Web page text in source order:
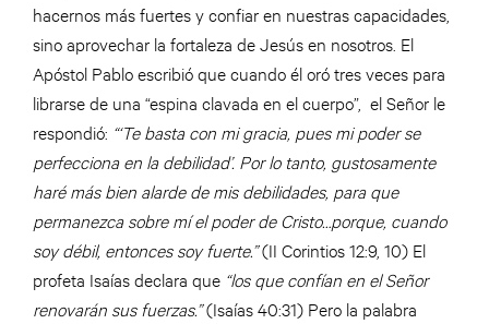
hacernos más fuertes y confiar en nuestras capacidades,
sino aprovechar la fortaleza de Jesús en nosotros. El
Apóstol Pablo escribió que cuando él oró tres veces para
librarse de una “espina clavada en el cuerpo”, el Señor le
respondió: “‘Te basta con mi gracia, pues mi poder se
perfecciona en la debilidad’. Por lo tanto, gustosamente
haré más bien alarde de mis debilidades, para que
permanezca sobre mí el poder de Cristo…porque, cuando
soy débil, entonces soy fuerte.”(II Corintios 12:9, 10) El
profeta Isaías declara que “los que confían en el Señor
renovarán sus fuerzas.”(Isaías 40:31) Pero la palabra